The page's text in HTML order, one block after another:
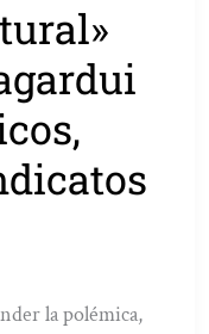
la polémica,